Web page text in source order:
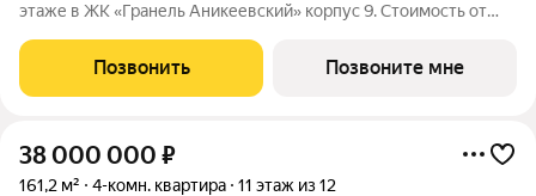
этаже в ЖК «Гранель Аникеевский» корпус 9. Стоимость от
окна во двор. Проект расположился в экологически чистом
районе Подмосковья
Позвонить Позвоните мне
38 000 000 ₽
161,2 м² 4-комн. квартира 11 этаж из 12